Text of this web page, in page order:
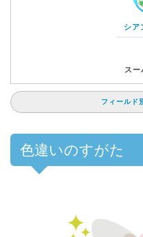
シア
スー
フィールド
色違いのすがた